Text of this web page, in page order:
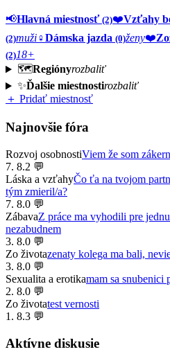
📢Hlavná miestnosť (2)❤️Vzťahy
(2)muži♀️Dámska jazda (0)ženy❤️
(2)18+
🗺️Regiónyrozbaliť
✨Ďalšie miestnostirozbaliť
＋ Pridať miestnosť
Najnovšie fóra
Rozvoj osobnostiViem že som
7. 8.2 💬
Láska a vzťahyČo ťa na tvojom
tým zmieril/a?
7. 8.0 💬
ZábavaZ práce ma vyhodili pre
nezabudnem
3. 8.0 💬
Zo životazenaty kolega ma bali,
3. 8.0 💬
Sexualita a erotikamam sa snubenici
2. 8.0 💬
Zo životatest vernosti
1. 8.3 💬
Aktívne diskusie